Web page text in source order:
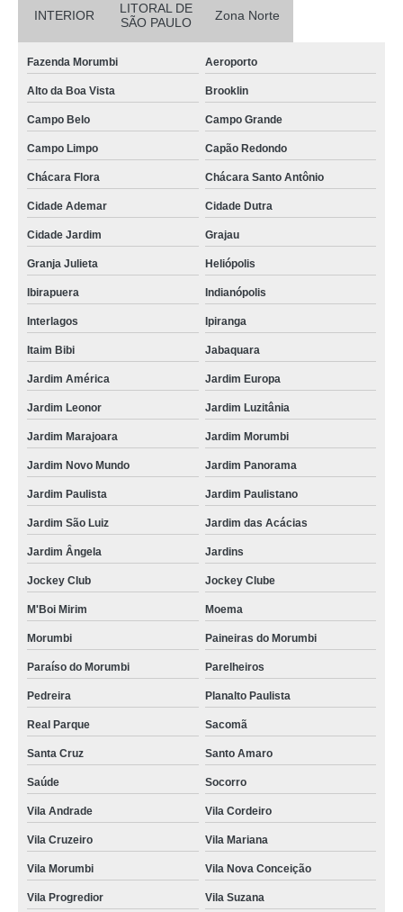
INTERIOR
LITORAL DE
SÃO PAULO
Zona Norte
Fazenda Morumbi Aeroporto
Alto da Boa Vista Brooklin
Campo Belo Campo Grande
Campo Limpo Capão Redondo
Chácara Flora Chácara Santo Antônio
Cidade Ademar Cidade Dutra
Cidade Jardim Grajau
Granja Julieta Heliópolis
Ibirapuera Indianópolis
Interlagos Ipiranga
Itaim Bibi Jabaquara
Jardim América Jardim Europa
Jardim Leonor Jardim Luzitânia
Jardim Marajoara Jardim Morumbi
Jardim Novo Mundo Jardim Panorama
Jardim Paulista Jardim Paulistano
Jardim São Luiz Jardim das Acácias
Jardim Ângela Jardins
Jockey Club Jockey Clube
M'Boi Mirim Moema
Morumbi Paineiras do Morumbi
Paraíso do Morumbi Parelheiros
Pedreira Planalto Paulista
Real Parque Sacomã
Santa Cruz Santo Amaro
Saúde Socorro
Vila Andrade Vila Cordeiro
Vila Cruzeiro Vila Mariana
Vila Morumbi Vila Nova Conceição
Vila Progredior Vila Suzana